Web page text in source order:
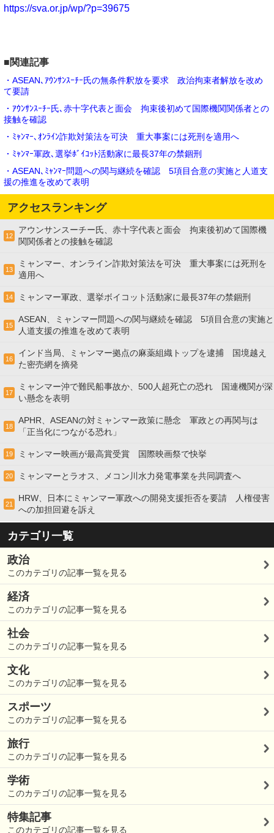
https://sva.or.jp/wp/?p=39675
■関連記事
・ASEAN､ｱｳﾝｻﾝｽｰﾁｰ氏の無条件釈放を要求 政治拘束者解放を改め
て要請
・ｱｳﾝｻﾝｽｰﾁｰ氏､赤十字代表と面会 拘束後初めて国際機関関係者との
接触を確認
・ﾐｬﾝﾏｰ､ｵﾝﾗｲﾝ詐欺対策法を可決 重大事案には死刑を適用へ
・ﾐｬﾝﾏｰ軍政､選挙ﾎﾞｲｺｯﾄ活動家に最長37年の禁錮刑
・ASEAN､ﾐｬﾝﾏｰ問題への関与継続を確認 5項目合意の実施と人道支
援の推進を改めて表明
アクセスランキング
12
アウンサンスーチー氏、赤十字代表と面会 拘束後初めて国際機
関関係者との接触を確認
13
ミャンマー、オンライン詐欺対策法を可決 重大事案には死刑を
適用へ
14 ミャンマー軍政、選挙ボイコット活動家に最長37年の禁錮刑
15
ASEAN、ミャンマー問題への関与継続を確認 5項目合意の実施と
人道支援の推進を改めて表明
16
インド当局、ミャンマー拠点の麻薬組織トップを逮捕 国境越え
た密売網を摘発
17
ミャンマー沖で難民船事故か、500人超死亡の恐れ 国連機関が深
い懸念を表明
18
APHR、ASEANの対ミャンマー政策に懸念 軍政との再関与は
「正当化につながる恐れ」
19 ミャンマー映画が最高賞受賞 国際映画祭で快挙
20 ミャンマーとラオス、メコン川水力発電事業を共同調査へ
21
HRW、日本にミャンマー軍政への開発支援拒否を要請 人権侵害
への加担回避を訴え
カテゴリ一覧
政治
このカテゴリの記事一覧を見る
経済
このカテゴリの記事一覧を見る
社会
このカテゴリの記事一覧を見る
文化
このカテゴリの記事一覧を見る
スポーツ
このカテゴリの記事一覧を見る
旅行
このカテゴリの記事一覧を見る
学術
このカテゴリの記事一覧を見る
特集記事
このカテゴリの記事一覧を見る